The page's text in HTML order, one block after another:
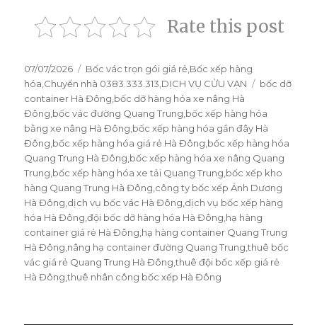
Rate this post
Đăng
vào
ngày
07/07/2026
Danh
mục
Bốc vác trọn gói giá rẻ Bốc xếp hàng
hóa Chuyển nhà 0383.333.313 DỊCH VỤ CỬU VẠN Thẻ
bốc dỡ
container Hà Đông bốc dỡ hàng hóa xe nâng Hà
Đông bốc vác đường Quang Trung bốc xếp hàng hóa
bằng xe nâng Hà Đông bốc xếp hàng hóa gần đây Hà
Đông bốc xếp hàng hóa giá rẻ Hà Đông bốc xếp hàng hóa
Quang Trung Hà Đông bốc xếp hàng hóa xe nâng Quang
Trung bốc xếp hàng hóa xe tải Quang Trung bốc xếp kho
hàng Quang Trung Hà Đông công ty bốc xếp Ánh Dương
Hà Đông dịch vụ bốc vác Hà Đông dịch vụ bốc xếp hàng
hóa Hà Đông ,đội bốc dỡ hàng hóa Hà Đông hạ hàng
container giá rẻ Hà Đông hạ hàng container Quang Trung
Hà Đông nâng hạ container đường Quang Trung ,thuê bốc
vác giá rẻ Quang Trung Hà Đông ,thuê đội bốc xếp giá rẻ
Hà Đông ,thuê nhân công bốc xếp Hà Đông